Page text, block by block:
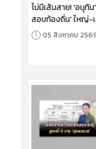
ไม่มีเส้นสาย! 'อนุทิ
สอบท้องถิ่น' ใหญ่-
05 สิงหาคม